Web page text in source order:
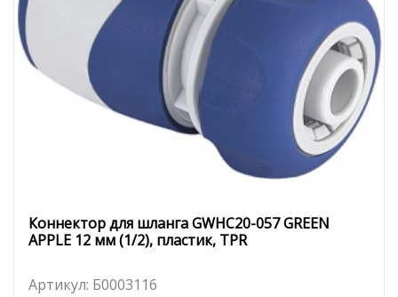
Коннектор для шланга GWHC20-057 GREEN
APPLE 12 мм (1/2), пластик, TPR
Артикул: Б0003116